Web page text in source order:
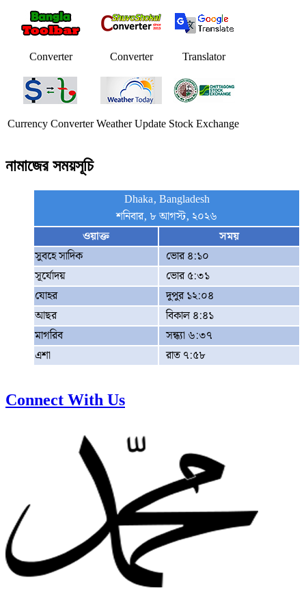
Converter Converter Translator
Currency Converter Weather Update Stock Exchange
নামাজের সময়সূচি
Dhaka, Bangladesh
শনিবার, ৮ আগস্ট, ২০২৬
ওয়াক্ত
সময়
সুবহে সাদিক
ভোর ৪:১০
সূর্যোদয়
ভোর ৫:৩১
যোহর
দুপুর ১২:০৪
আছর
বিকাল ৪:৪১
মাগরিব
সন্ধ্যা ৬:৩৭
এশা
রাত ৭:৫৮
Connect With Us